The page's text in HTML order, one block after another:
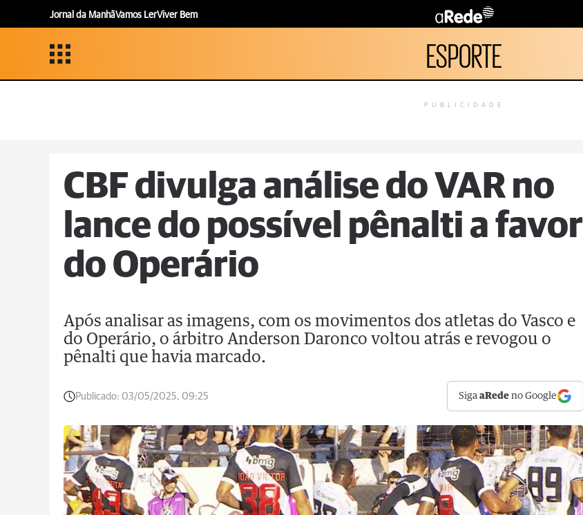
Jornal da ManhãVamos LerViver Bem
ESPORTE
PUBLICIDADE
CBF divulga análise do VAR no
lance do possível pênalti a favor
do Operário
Após analisar as imagens, com os movimentos dos atletas do Vasco e
do Operário, o árbitro Anderson Daronco voltou atrás e revogou o
pênalti que havia marcado.
Publicado: 03/05/2025, 09:25 SigaaRede no Google